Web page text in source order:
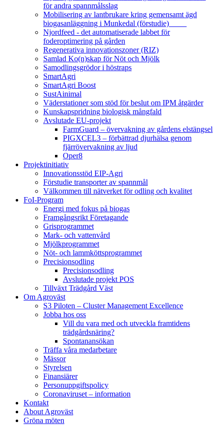
för andra spannmålsslag
Mobilisering av lantbrukare kring gemensamt ägd
biogasanläggning i Munkedal (förstudie)
Njordfeed - det automatiserade labbet för
foderoptimering på gården
Regenerativa innovationszoner (RIZ)
Samlad Ko(n)skap för Nöt och Mjölk
Samodlingsgrödor i höstraps
SmartAgri
SmartAgri Boost
SustAinimal
Väderstationer som stöd för beslut om IPM åtgärder
Kunskapspridning biologisk mångfald
Avslutade EU-projekt
FarmGuard – övervakning av gårdens elstängsel
PIGXCEL3 – förbättrad djurhälsa genom
fjärrövervakning av ljud
Oper8
Projektinitiativ
Innovationsstöd EIP-Agri
Förstudie transporter av spannmål
Välkommen till nätverket för odling och kvalitet
FoI-Program
Energi med fokus på biogas
Framgångsrikt Företagande
Grisprogrammet
Mark- och vattenvård
Mjölkprogrammet
Nöt- och lammköttsprogrammet
Precisionsodling
Precisionsodling
Avslutade projekt POS
Tillväxt Trädgård Väst
Om Agroväst
S3 Piloten – Cluster Management Excellence
Jobba hos oss
Vill du vara med och utveckla framtidens
trädgårdsnäring?
Spontanansökan
Träffa våra medarbetare
Mässor
Styrelsen
Finansiärer
Personuppgiftspolicy
Coronaviruset – information
Kontakt
About Agroväst
Gröna möten